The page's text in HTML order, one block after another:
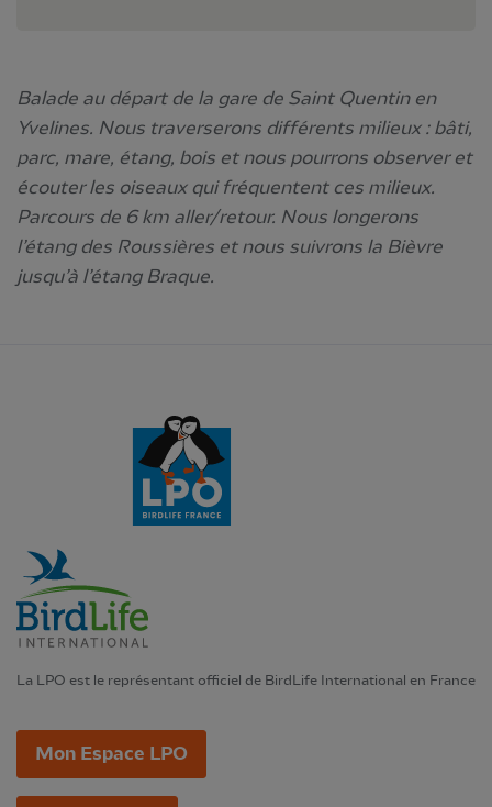
Balade au départ de la gare de Saint Quentin en
Yvelines. Nous traverserons différents milieux : bâti,
parc, mare, étang, bois et nous pourrons observer et
écouter les oiseaux qui fréquentent ces milieux.
Parcours de 6 km aller/retour. Nous longerons
l’étang des Roussières et nous suivrons la Bièvre
jusqu’à l’étang Braque.
La LPO est le représentant officiel de BirdLife International en France
Mon Espace LPO